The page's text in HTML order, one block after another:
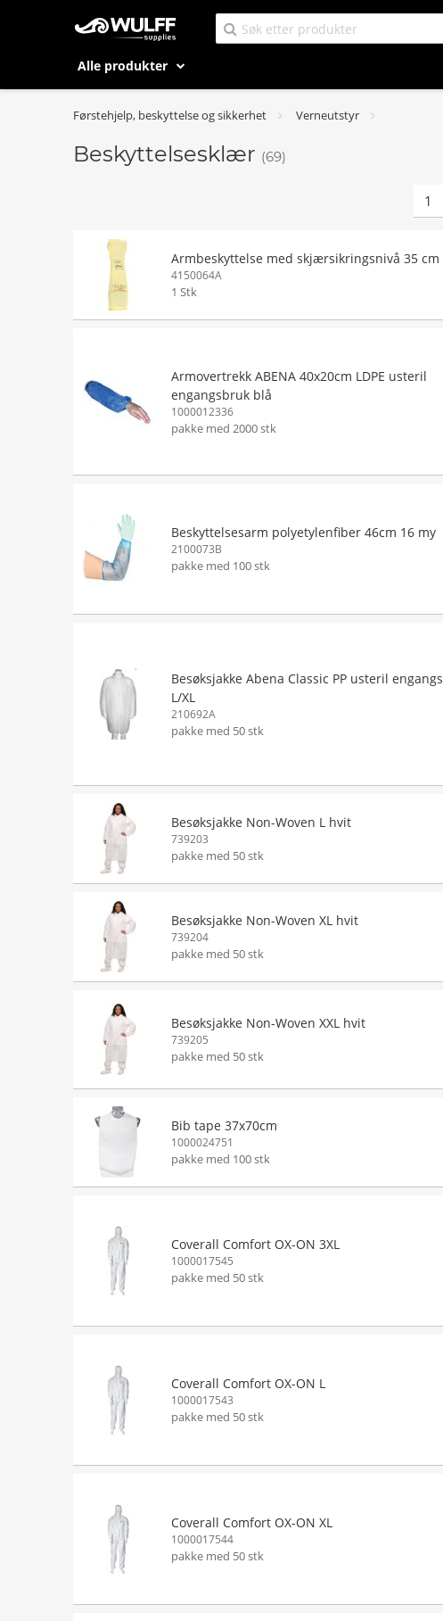
Alle produkter
Førstehjelp, beskyttelse og sikkerhet Verneutstyr
Beskyttelsesklær (69)
1
Armbeskyttelse med skjærsikringsnivå 35 cm
4150064A
1 Stk
Armovertrekk ABENA 40x20cm LDPE usteril
engangsbruk blå
1000012336
pakke med 2000 stk
Beskyttelsesarm polyetylenfiber 46cm 16 my
2100073B
pakke med 100 stk
Besøksjakke Abena Classic PP usteril engangs
L/XL
210692A
pakke med 50 stk
Besøksjakke Non-Woven L hvit
739203
pakke med 50 stk
Besøksjakke Non-Woven XL hvit
739204
pakke med 50 stk
Besøksjakke Non-Woven XXL hvit
739205
pakke med 50 stk
Bib tape 37x70cm
1000024751
pakke med 100 stk
Coverall Comfort OX-ON 3XL
1000017545
pakke med 50 stk
Coverall Comfort OX-ON L
1000017543
pakke med 50 stk
Coverall Comfort OX-ON XL
1000017544
pakke med 50 stk